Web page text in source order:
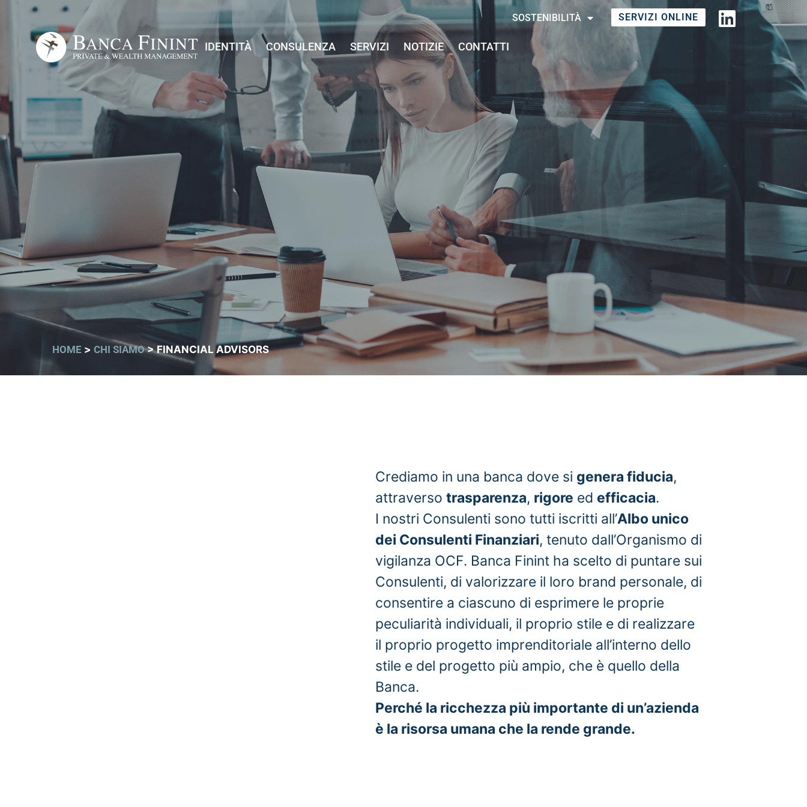
SOSTENIBILITÀ SERVIZI ONLINE
IDENTITÀ CONSULENZA SERVIZI NOTIZIE CONTATTI
HOME > CHI SIAMO>FINANCIAL ADVISORS
Crediamo in una banca dove si genera fiducia,
attraverso trasparenza, rigore ed efficacia.
I nostri Consulenti sono tutti iscritti all’Albo unico
dei Consulenti Finanziari, tenuto dall’Organismo di
vigilanza OCF. Banca Finint ha scelto di puntare sui
Consulenti, di valorizzare il loro brand personale, di
consentire a ciascuno di esprimere le proprie
peculiarità individuali, il proprio stile e di realizzare
il proprio progetto imprenditoriale all’interno dello
stile e del progetto più ampio, che è quello della
Banca.
Perché la ricchezza più importante di un’azienda
è la risorsa umana che la rende grande.